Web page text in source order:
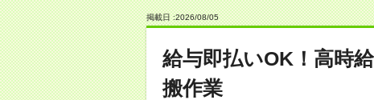
掲載日 :2026/08/05
給与即払いOK！高時
搬作業